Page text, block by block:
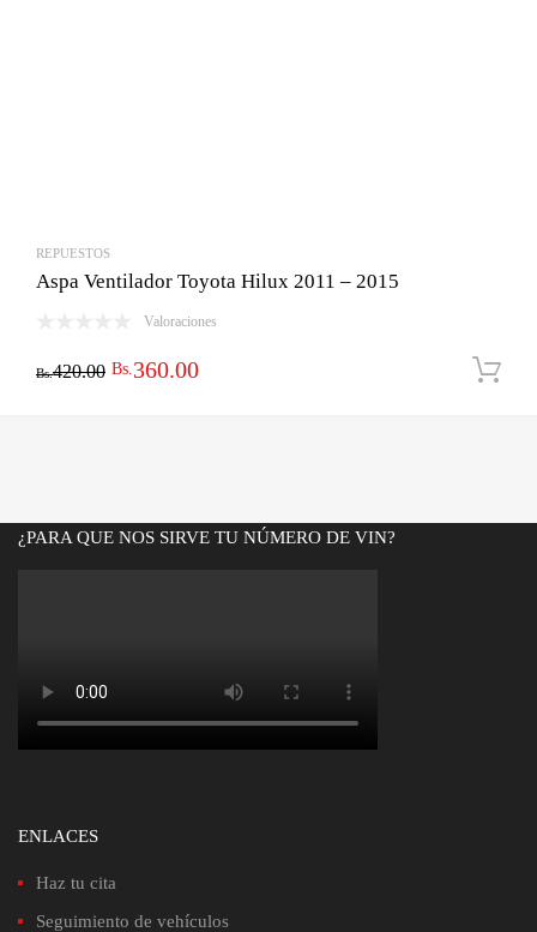
REPUESTOS
Aspa Ventilador Toyota Hilux 2011 – 2015
Valoraciones
Bs.420.00 El
Bs.420.00.
Bs. 360.00El
Bs.360.00.
¿PARA QUE NOS SIRVE TU NÚMERO DE VIN?
ENLACES
Haz tu cita
Seguimiento de vehículos